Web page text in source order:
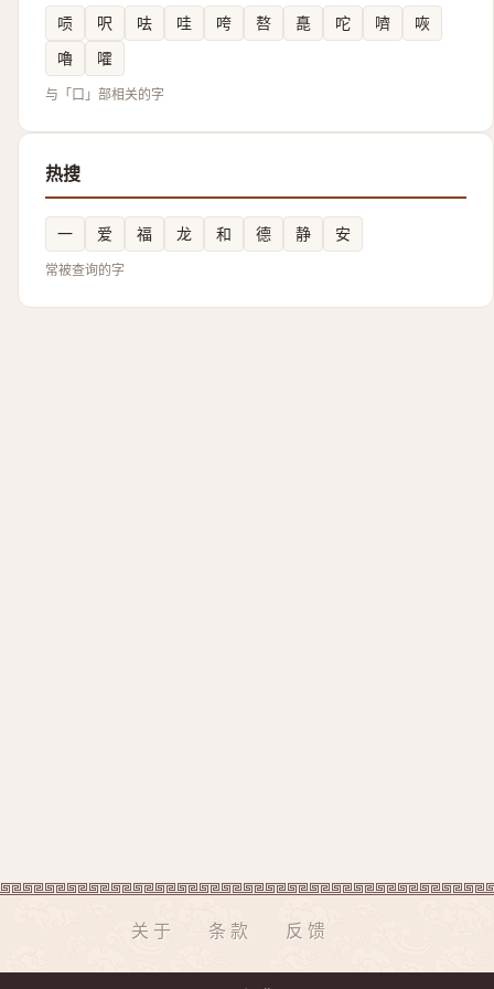
唝 呎 呿 哇 咵 嗸 嗭 咜 嚌
咴
嚕
嚯
与「口」部相关的字
热搜
一 爱 福 龙 和 德 静 安
常被查询的字
关于 条款 反馈